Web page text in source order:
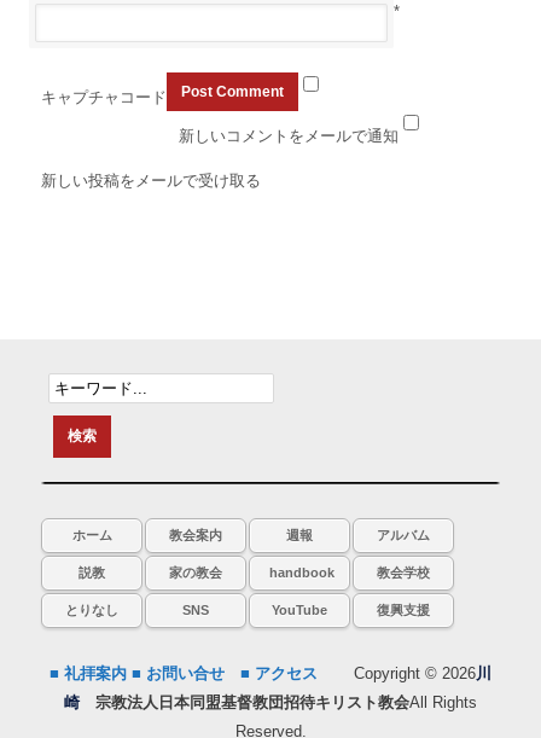
キャプチャコード
*
新しいコメントをメールで通知
新しい投稿をメールで受け取る
ホーム 教会案内 週報 アルバム
説教 家の教会 handbook 教会学校
とりなし SNS YouTube 復興支援
■ 礼拝案内 ■ お問い合せ ■ アクセス Copyright © 2026川
崎
宗教法人日本同盟基督教団招待キリスト教会All Rights
Reserved.